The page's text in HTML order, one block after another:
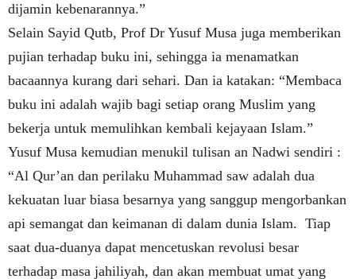
dijamin kebenarannya.”
Selain Sayid Qutb, Prof Dr Yusuf Musa juga memberikan
pujian terhadap buku ini, sehingga ia menamatkan
bacaannya kurang dari sehari. Dan ia katakan: “Membaca
buku ini adalah wajib bagi setiap orang Muslim yang
bekerja untuk memulihkan kembali kejayaan Islam.”
Yusuf Musa kemudian menukil tulisan an Nadwi sendiri :
“Al Qur’an dan perilaku Muhammad saw adalah dua
kekuatan luar biasa besarnya yang sanggup mengorbankan
api semangat dan keimanan di dalam dunia Islam. Tiap
saat dua-duanya dapat mencetuskan revolusi besar
terhadap masa jahiliyah, dan akan membuat umat yang